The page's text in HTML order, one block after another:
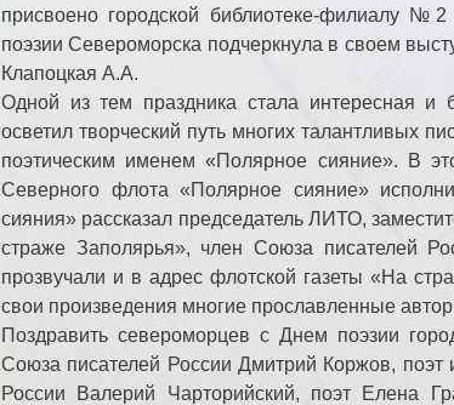
присвоено городской библиотеке-филиалу
поэзии Североморска подчеркнула в своем
Клапоцкая А.А.
Одной из тем праздника стала интересная и
осветил творческий путь многих талантливых
поэтическим именем «Полярное сияние». В
Северного флота «Полярное сияние»
сияния» рассказал председатель ЛИТО,
страже Заполярья», член Союза писателей
прозвучали и в адрес флотской газеты «На
свои произведения многие прославленные
Поздравить североморцев с Днем поэзии
Союза писателей России Дмитрий Коржов, поэт
России Валерий Чарторийский, поэт Елена